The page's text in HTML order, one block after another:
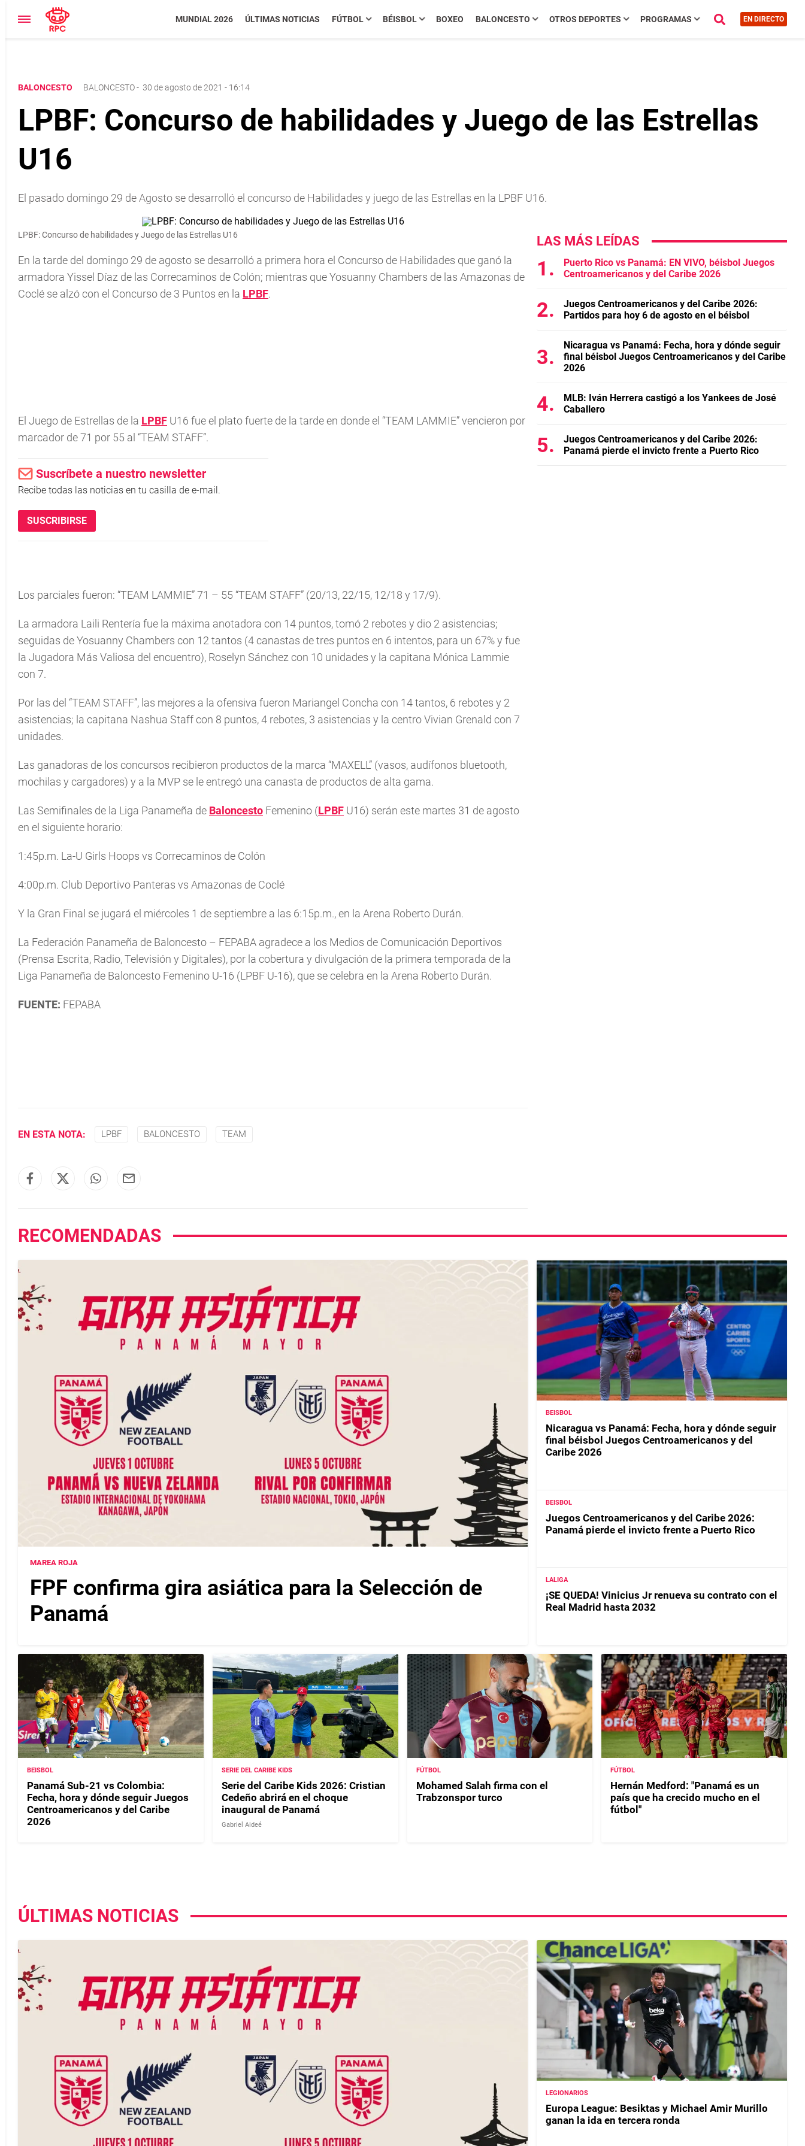
MUNDIAL 2026 ÚLTIMAS NOTICIAS FÚTBOL BÉISBOL BOXEO BALONCESTO OTROS DEPORTES PROGRAMAS EN DIRECTO
BALONCESTO BALONCESTO- 30 de agosto de 2021 - 16:14
LPBF: Concurso de habilidades y Juego de las Estrellas
U16
El pasado domingo 29 de Agosto se desarrolló el concurso de Habilidades y juego de las Estrellas en la LPBF U16.
LPBF: Concurso de habilidades y Juego de las Estrellas U16
En la tarde del domingo 29 de agosto se desarrolló a primera hora el Concurso de Habilidades que ganó la
armadora Yissel Díaz de las Correcaminos de Colón; mientras que Yosuanny Chambers de las Amazonas de
Coclé se alzó con el Concurso de 3 Puntos en la LPBF.
El Juego de Estrellas de la LPBF U16 fue el plato fuerte de la tarde en donde el “TEAM LAMMIE” vencieron por
marcador de 71 por 55 al “TEAM STAFF”.
Suscríbete a nuestro newsletter
Recibe todas las noticias en tu casilla de e-mail.
SUSCRIBIRSE
Los parciales fueron: “TEAM LAMMIE” 71 – 55 “TEAM STAFF” (20/13, 22/15, 12/18 y 17/9).
La armadora Laili Rentería fue la máxima anotadora con 14 puntos, tomó 2 rebotes y dio 2 asistencias;
seguidas de Yosuanny Chambers con 12 tantos (4 canastas de tres puntos en 6 intentos, para un 67% y fue
la Jugadora Más Valiosa del encuentro), Roselyn Sánchez con 10 unidades y la capitana Mónica Lammie
con 7.
Por las del “TEAM STAFF”, las mejores a la ofensiva fueron Mariangel Concha con 14 tantos, 6 rebotes y 2
asistencias; la capitana Nashua Staff con 8 puntos, 4 rebotes, 3 asistencias y la centro Vivian Grenald con 7
unidades.
Las ganadoras de los concursos recibieron productos de la marca “MAXELL” (vasos, audífonos bluetooth,
mochilas y cargadores) y a la MVP se le entregó una canasta de productos de alta gama.
Las Semifinales de la Liga Panameña de Baloncesto Femenino (LPBF U16) serán este martes 31 de agosto
en el siguiente horario:
1:45p.m. La-U Girls Hoops vs Correcaminos de Colón
4:00p.m. Club Deportivo Panteras vs Amazonas de Coclé
Y la Gran Final se jugará el miércoles 1 de septiembre a las 6:15p.m., en la Arena Roberto Durán.
La Federación Panameña de Baloncesto – FEPABA agradece a los Medios de Comunicación Deportivos
(Prensa Escrita, Radio, Televisión y Digitales), por la cobertura y divulgación de la primera temporada de la
Liga Panameña de Baloncesto Femenino U-16 (LPBF U-16), que se celebra en la Arena Roberto Durán.
FUENTE: FEPABA
EN ESTA NOTA: LPBF BALONCESTO TEAM
LAS MÁS LEÍDAS
Puerto Rico vs Panamá: EN VIVO, béisbol Juegos
Centroamericanos y del Caribe 2026
Juegos Centroamericanos y del Caribe 2026:
Partidos para hoy 6 de agosto en el béisbol
Nicaragua vs Panamá: Fecha, hora y dónde seguir
final béisbol Juegos Centroamericanos y del Caribe
2026
MLB: Iván Herrera castigó a los Yankees de José
Caballero
Juegos Centroamericanos y del Caribe 2026:
Panamá pierde el invicto frente a Puerto Rico
RECOMENDADAS
MAREA ROJA
FPF confirma gira asiática para la Selección de
Panamá
BEISBOL
Nicaragua vs Panamá: Fecha, hora y dónde seguir
final béisbol Juegos Centroamericanos y del
Caribe 2026
BEISBOL
Juegos Centroamericanos y del Caribe 2026:
Panamá pierde el invicto frente a Puerto Rico
LALIGA
¡SE QUEDA! Vinicius Jr renueva su contrato con el
Real Madrid hasta 2032
BEISBOL
Panamá Sub-21 vs Colombia:
Fecha, hora y dónde seguir Juegos
Centroamericanos y del Caribe
2026
SERIE DEL CARIBE KIDS
Serie del Caribe Kids 2026: Cristian
Cedeño abrirá en el choque
inaugural de Panamá
Gabriel Aideé
FÚTBOL
Mohamed Salah firma con el
Trabzonspor turco
FÚTBOL
Hernán Medford: "Panamá es un
país que ha crecido mucho en el
fútbol"
ÚLTIMAS NOTICIAS
LEGIONARIOS
Europa League: Besiktas y Michael Amir Murillo
ganan la ida en tercera ronda